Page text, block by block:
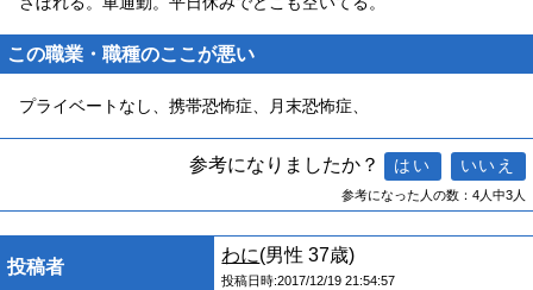
この職業・職種のここが悪い
プライベートなし、携帯恐怖症、月末恐怖症、
参考になりましたか？
参考になった人の数：4人中3人
投稿者
わに(男性 37歳)
投稿日時:2017/12/19 21:54:57